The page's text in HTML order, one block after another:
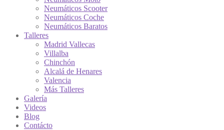
Neumáticos Scooter
Neumáticos Coche
Neumáticos Baratos
Talleres
Madrid Vallecas
Villalba
Chinchón
Alcalá de Henares
Valencia
Más Talleres
Galería
Videos
Blog
Contácto